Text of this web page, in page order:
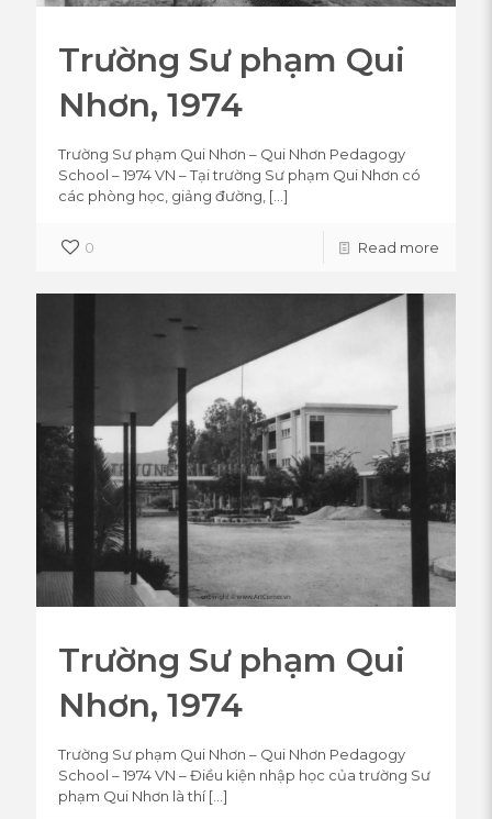
Trường Sư phạm Qui
Nhơn, 1974
Trường Sư phạm Qui Nhơn – Qui Nhơn Pedagogy
School – 1974 VN – Tại trường Sư phạm Qui Nhơn có
các phòng học, giảng đường, […]
0 Read more
Trường Sư phạm Qui
Nhơn, 1974
Trường Sư phạm Qui Nhơn – Qui Nhơn Pedagogy
School – 1974 VN – Điều kiện nhập học của trường Sư
phạm Qui Nhơn là thí[…]